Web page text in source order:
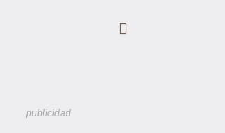
publicidad